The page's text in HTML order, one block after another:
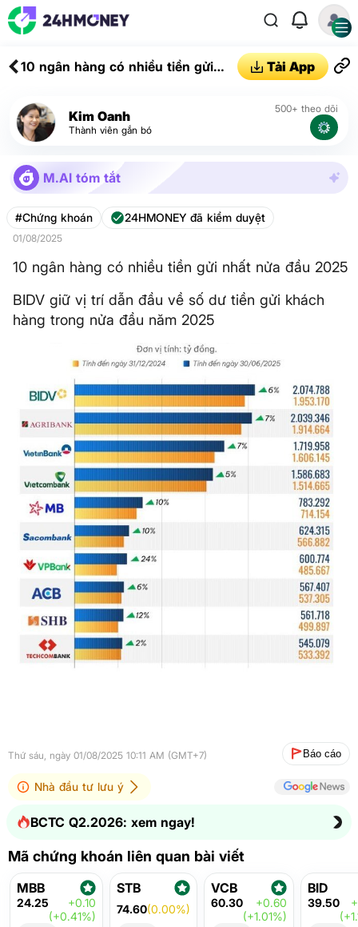
10 ngân hàng có nhiều tiền gửi
Tải App
Kim Oanh
Thành viên gắn bó
500+ theo dõi
M.AI tóm tắt
#Chứng khoán 24HMONEY đã kiểm duyệt
01/08/2025
10 ngân hàng có nhiều tiền gửi nhất nửa đầu 2025
BIDV giữ vị trí dẫn đầu về số dư tiền gửi khách
hàng trong nửa đầu năm 2025
Thứ sáu, ngày 01/08/2025 10:11 AM (GMT+7) Báo cáo
Nhà đầu tư lưu ý
BCTC Q2.2026: xem ngay!
Mã chứng khoán liên quan bài viết
MBB
24.25
+0.10
(+0.41%)
STB
74.60(0.00%)
VCB
60.30
+0.60
(+1.01%)
BID
39.50